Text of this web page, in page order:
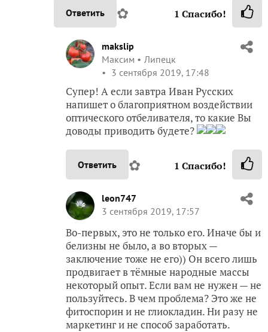
Ответить ✿ 1 Спасибо!
makslip
Максим
Липецк
3 сентября 2019, 17:48
Супер! А если завтра Иван Русских
напишет о благоприятном воздействии
оптического отбеливателя, то какие Вы
доводы приводить будете?
Ответить ✿ 1 Спасибо!
leon747
3 сентября 2019, 17:57
Во-первых, это не только его. Иначе бы и
белизны не было, а во вторых —
заключение тоже не его)) Он всего лишь
продвигает в тёмные народные массы
некоторый опыт. Если вам не нужен — не
пользуйтесь. В чем проблема? Это же не
фитоспорин и не глиокладин. Ни разу не
маркетинг и не способ заработать.